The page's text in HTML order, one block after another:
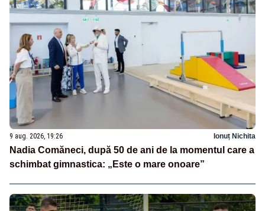
9 aug. 2026, 19:26 Ionuț Nichita
Nadia Comăneci, după 50 de ani de la momentul care a
schimbat gimnastica: „Este o mare onoare”